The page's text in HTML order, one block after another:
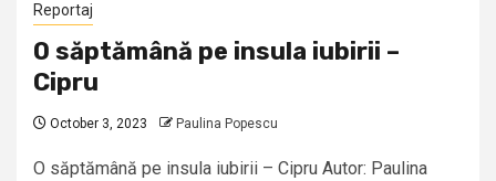
Reportaj
O săptămână pe insula iubirii –
Cipru
October 3, 2023 Paulina Popescu
O săptămână pe insula iubirii – Cipru Autor: Paulina